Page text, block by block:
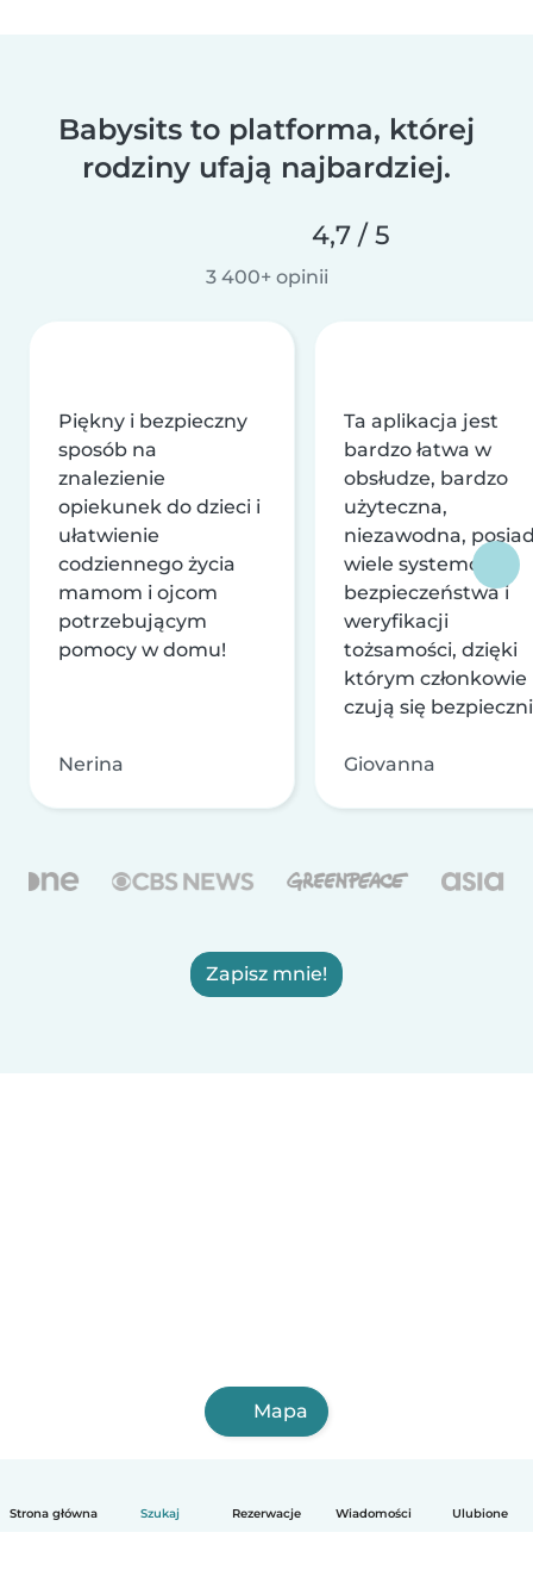
Strona główna Szukaj Rezerwacje Wiadomości Ulubione
Babysits to platforma, której
rodziny ufają najbardziej.
4,7 / 5
3 400+ opinii
Piękny i bezpieczny
sposób na
znalezienie
opiekunek do dzieci i
ułatwienie
codziennego życia
mamom i ojcom
potrzebującym
pomocy w domu!
Nerina
Ta aplikacja jest
bardzo łatwa w
obsłudze, bardzo
użyteczna,
niezawodna,
wiele systemów
bezpieczeństwa i
weryfikacji
tożsamości, dzięki
którym członkowie
czują się
Giovanna
Zapisz mnie!
Mapa